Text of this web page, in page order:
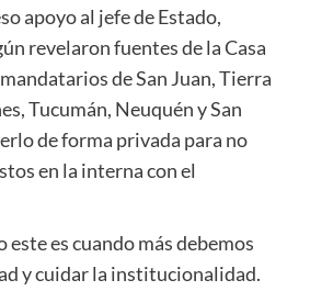
apoyo al jefe de Estado,
revelaron fuentes de la Casa
de San Juan, Tierra
Tucumán, Neuquén y San
de forma privada para no
en la interna con el
este es cuando más debemos
y cuidar la institucionalidad.